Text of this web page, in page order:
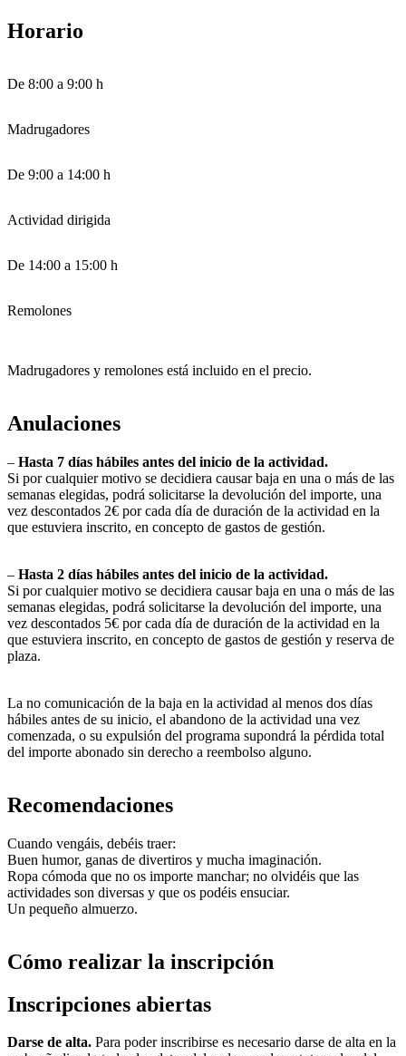
Horario
De 8:00 a 9:00 h
Madrugadores
De 9:00 a 14:00 h
Actividad dirigida
De 14:00 a 15:00 h
Remolones
Madrugadores y remolones está incluido en el precio.
Anulaciones
– Hasta 7 días hábiles antes del inicio de la actividad.
Si por cualquier motivo se decidiera causar baja en una o más de las
semanas elegidas, podrá solicitarse la devolución del importe, una
vez descontados 2€ por cada día de duración de la actividad en la
que estuviera inscrito, en concepto de gastos de gestión.
– Hasta 2 días hábiles antes del inicio de la actividad.
Si por cualquier motivo se decidiera causar baja en una o más de las
semanas elegidas, podrá solicitarse la devolución del importe, una
vez descontados 5€ por cada día de duración de la actividad en la
que estuviera inscrito, en concepto de gastos de gestión y reserva de
plaza.
La no comunicación de la baja en la actividad al menos dos días
hábiles antes de su inicio, el abandono de la actividad una vez
comenzada, o su expulsión del programa supondrá la pérdida total
del importe abonado sin derecho a reembolso alguno.
Recomendaciones
Cuando vengáis, debéis traer:
Buen humor, ganas de divertiros y mucha imaginación.
Ropa cómoda que no os importe manchar; no olvidéis que las
actividades son diversas y que os podéis ensuciar.
Un pequeño almuerzo.
Cómo realizar la inscripción
Inscripciones abiertas
Darse de alta. Para poder inscribirse es necesario darse de alta en la